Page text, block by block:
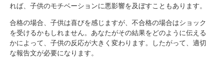
れば、子供のモチベーションに悪影響を及ぼすこともあります。
合格の場合、子供は喜びを感じますが、不合格の場合はショック
を受けるかもしれません。あなたがその結果をどのように伝える
かによって、子供の反応が大きく変わります。したがって、適切
な報告文が必要になります。